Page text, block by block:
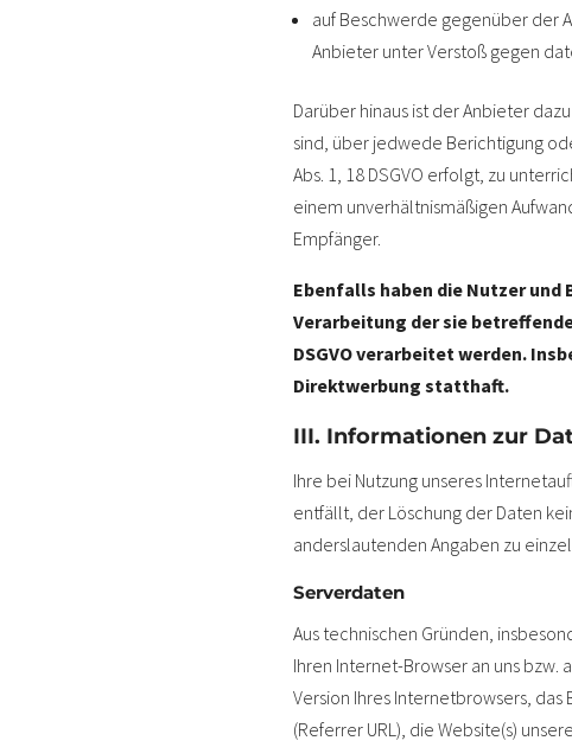
auf Beschwerde gegenüber der
Anbieter unter Verstoß gegen
Darüber hinaus ist der Anbieter
sind, über jedwede Berichtigung
Abs. 1, 18 DSGVO erfolgt, zu
einem unverhältnismäßigen
Empfänger.
Ebenfalls haben die Nutzer und
Verarbeitung der sie
DSGVO verarbeitet werden.
Direktwerbung statthaft.
III. Informationen zur
Ihre bei Nutzung unseres
entfällt, der Löschung der Daten
anderslautenden Angaben zu
Serverdaten
Aus technischen Gründen,
Ihren Internet-Browser an uns bzw.
Version Ihres Internetbrowsers,
(Referrer URL), die Website(s)